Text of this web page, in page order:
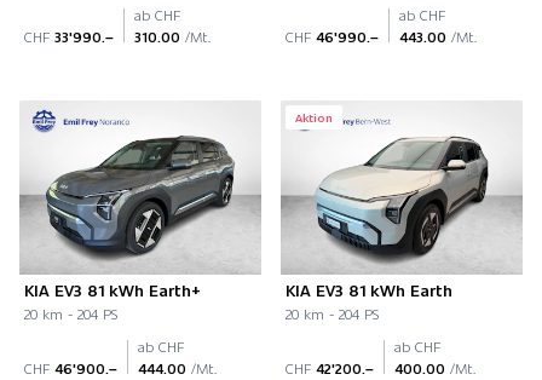
CHF 33'990.–
ab CHF
310.00 /Mt. CHF 46'990.–
ab CHF
443.00 /Mt.
KIA EV3 81 kWh Earth+
20 km - 204 PS
CHF 46'900.–
ab CHF
444.00 /Mt.
Aktion
KIA EV3 81 kWh Earth
20 km - 204 PS
CHF 42'200.–
ab CHF
400.00 /Mt.